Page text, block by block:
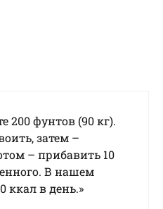
200 фунтов (90 кг).
затем –
– прибавить 10
В нашем
ккал в день.»